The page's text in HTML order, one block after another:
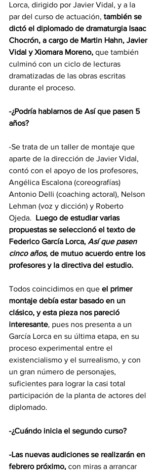
Lorca, dirigido por Javier Vidal, y a la
par del curso de actuación, también se
dictó el diplomado de dramaturgia Isaac
Chocrón, a cargo de Martin Hahn, Javier
Vidal y Xiomara Moreno, que también
culminó con un ciclo de lecturas
dramatizadas de las obras escritas
durante el proceso.
-¿Podría hablarnos de Así que pasen 5
años?
-Se trata de un taller de montaje que
aparte de la dirección de Javier Vidal,
contó con el apoyo de los profesores,
Angélica Escalona (coreografías)
Antonio Delli (coaching actoral), Nelson
Lehman (voz y dicción) y Roberto
Ojeda. Luego de estudiar varias
propuestas se seleccionó el texto de
Federico García Lorca, Así que pasen
cinco años, de mutuo acuerdo entre los
profesores y la directiva del estudio.
Todos coincidimos en que el primer
montaje debía estar basado en un
clásico, y esta pieza nos pareció
interesante, pues nos presenta a un
García Lorca en su última etapa, en su
proceso experimental entre el
existencialismo y el surrealismo, y con
un gran número de personajes,
suficientes para lograr la casi total
participación de la planta de actores del
diplomado.
-¿Cuándo inicia el segundo curso?
-Las nuevas audiciones se realizarán en
febrero próximo, con miras a arrancar